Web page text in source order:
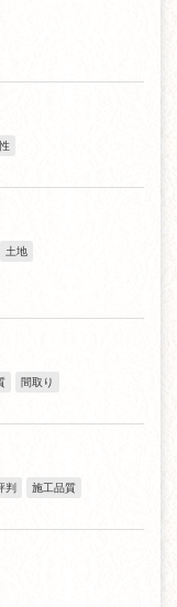
土地
間取り
判
施工品質